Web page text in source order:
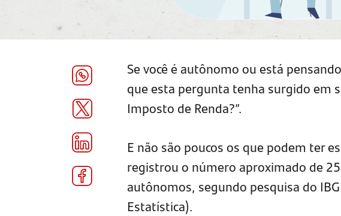
Se você é autônomo ou está
que esta pergunta tenha surgido em
Imposto de Renda?”.
E não são poucos os que podem ter
registrou o número aproximado de
autônomos, segundo pesquisa do
Estatística).